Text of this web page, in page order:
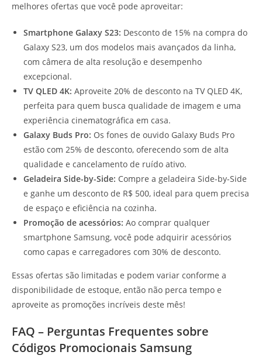
melhores ofertas que você pode aproveitar:
Smartphone Galaxy S23: Desconto de 15% na compra do
Galaxy S23, um dos modelos mais avançados da linha,
com câmera de alta resolução e desempenho
excepcional.
TV QLED 4K: Aproveite 20% de desconto na TV QLED 4K,
perfeita para quem busca qualidade de imagem e uma
experiência cinematográfica em casa.
Galaxy Buds Pro: Os fones de ouvido Galaxy Buds Pro
estão com 25% de desconto, oferecendo som de alta
qualidade e cancelamento de ruído ativo.
Geladeira Side-by-Side: Compre a geladeira Side-by-Side
e ganhe um desconto de R$ 500, ideal para quem precisa
de espaço e eficiência na cozinha.
Promoção de acessórios: Ao comprar qualquer
smartphone Samsung, você pode adquirir acessórios
como capas e carregadores com 30% de desconto.
Essas ofertas são limitadas e podem variar conforme a
disponibilidade de estoque, então não perca tempo e
aproveite as promoções incríveis deste mês!
FAQ – Perguntas Frequentes sobre
Códigos Promocionais Samsung